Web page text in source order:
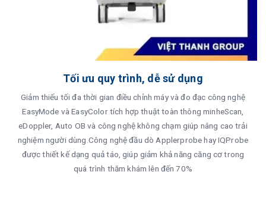
Tối ưu quy trình, dễ sử dụng
Giảm thiếu tối đa thời gian điều chỉnh máy và đo đạc công nghệ
EasyMode và EasyColor tích hợp thuật toàn thông minheScan,
eDoppler, Auto OB và công nghệ không chạm giúp nâng cao trải
nghiệm người dùng.Công nghệ đầu dò Applerprobe hay IQProbe
được thiết kế dạng quả táo, giúp giảm khả năng căng cơ trong
quá trình thăm khám lên đến 70%